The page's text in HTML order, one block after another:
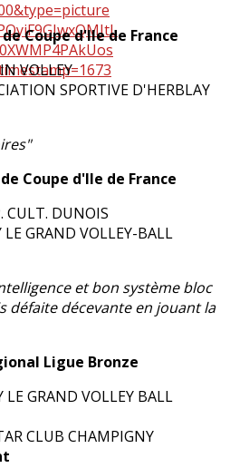
Coupe d'Ile de France
VOLLEY
SPORTIVE D'HERBLAY
Coupe d'Ile de France
CULT. DUNOIS
GRAND VOLLEY-BALL
et bon système bloc
défaite décevante en jouant la
Ligue Bronze
GRAND VOLLEY BALL
CLUB CHAMPIGNY